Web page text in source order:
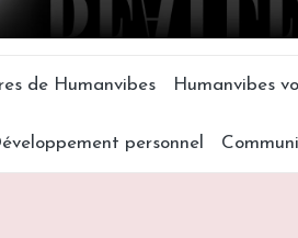
de Humanvibes Humanvibes
personnel